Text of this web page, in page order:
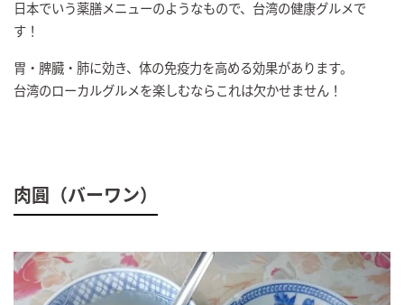
日本でいう薬膳メニューのようなもので、台湾の健康グルメで
す！
胃・脾臓・肺に効き、体の免疫力を高める効果があります。
台湾のローカルグルメを楽しむならこれは欠かせません！
肉圓（バーワン）